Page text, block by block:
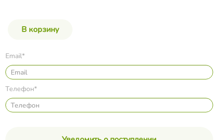
Email*
Телефон*